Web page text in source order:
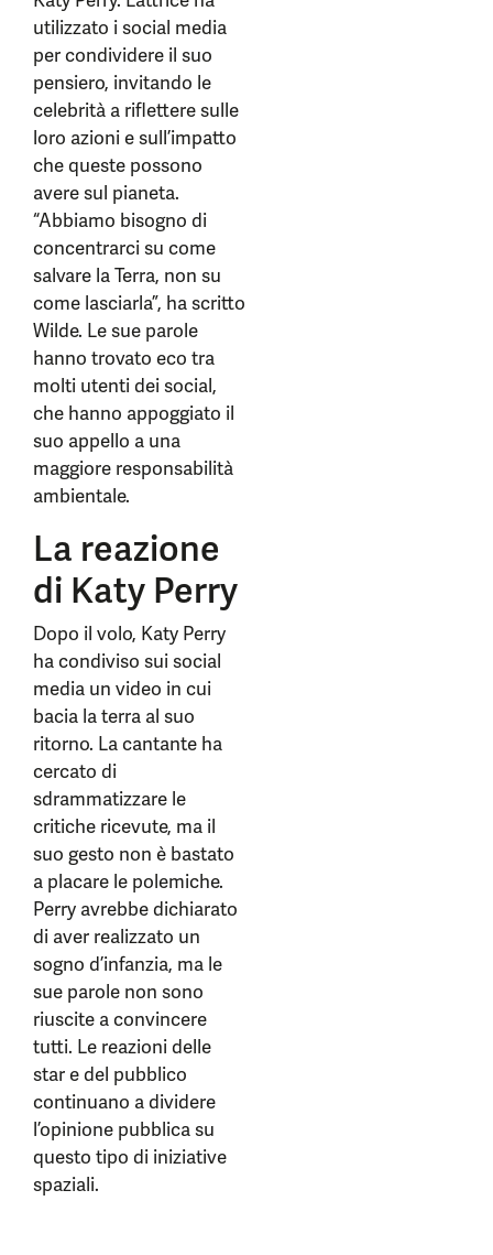
utilizzato i social media
per condividere il suo
pensiero, invitando le
celebrità a riflettere sulle
loro azioni e sull’impatto
che queste possono
avere sul pianeta.
“Abbiamo bisogno di
concentrarci su come
salvare la Terra, non su
come lasciarla”, ha scritto
Wilde. Le sue parole
hanno trovato eco tra
molti utenti dei social,
che hanno appoggiato il
suo appello a una
maggiore responsabilità
ambientale.
La reazione
di Katy Perry
Dopo il volo, Katy Perry
ha condiviso sui social
media un video in cui
bacia la terra al suo
ritorno. La cantante ha
cercato di
sdrammatizzare le
critiche ricevute, ma il
suo gesto non è bastato
a placare le polemiche.
Perry avrebbe dichiarato
di aver realizzato un
sogno d’infanzia, ma le
sue parole non sono
riuscite a convincere
tutti. Le reazioni delle
star e del pubblico
continuano a dividere
l’opinione pubblica su
questo tipo di iniziative
spaziali.